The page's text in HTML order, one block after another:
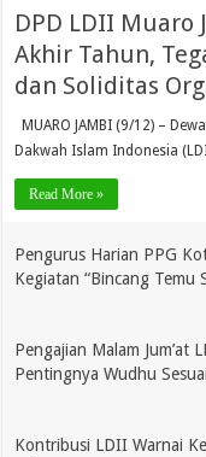
DPD LDII Muaro
Akhir Tahun,
dan Soliditas
MUARO JAMBI (9/12) –
Dakwah Islam Indonesia
Read More »
Pengurus Harian PPG
Kegiatan “Bincang Temu
Pengajian Malam Jum’at
Pentingnya Wudhu
Kontribusi LDII Warnai